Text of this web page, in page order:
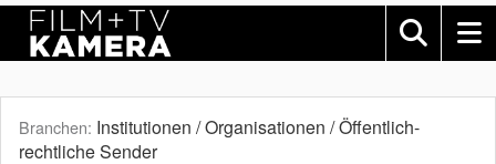
Branchen: Institutionen / Organisationen / Öffentlich-
rechtliche Sender